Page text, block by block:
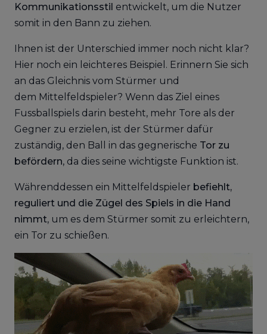
Kommunikationsstil entwickelt, um die Nutzer
somit in den Bann zu ziehen.
Ihnen ist der Unterschied immer noch nicht klar?
Hier noch ein leichteres Beispiel. Erinnern Sie sich
an das Gleichnis vom Stürmer und
dem Mittelfeldspieler? Wenn das Ziel eines
Fussballspiels darin besteht, mehr Tore als der
Gegner zu erzielen, ist der Stürmer dafür
zuständig, den Ball in das gegnerische Tor zu
befördern, da dies seine wichtigste Funktion ist.
Währenddessen ein Mittelfeldspieler befiehlt,
reguliert und die Zügel des Spiels in die Hand
nimmt, um es dem Stürmer somit zu erleichtern,
ein Tor zu schießen.